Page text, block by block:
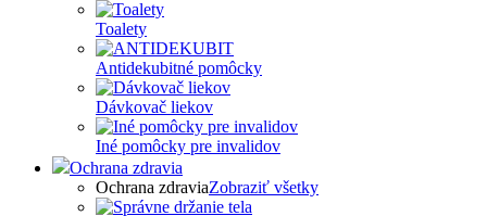
Toalety
Antidekubitné pomôcky
Dávkovač liekov
Iné pomôcky pre invalidov
Ochrana zdravia
Ochrana zdraviaZobraziť všetky